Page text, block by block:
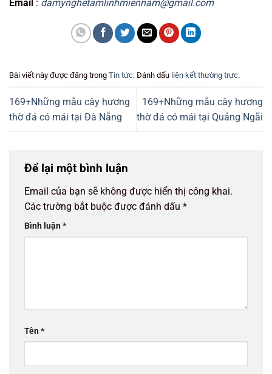
Email : damynghetamlinhmiennam@gmail.com
Bài viết này được đăng trong Tin tức. Đánh dấu liên kết thường trực.
169+Những mẫu cây hương
thờ đá có mái tại Đà Nẵng
169+Những mẫu cây hương
thờ đá có mái tại Quảng Ngãi
Để lại một bình luận
Email của bạn sẽ không được hiển thị công khai.
Các trường bắt buộc được đánh dấu *
Bình luận*
Tên*